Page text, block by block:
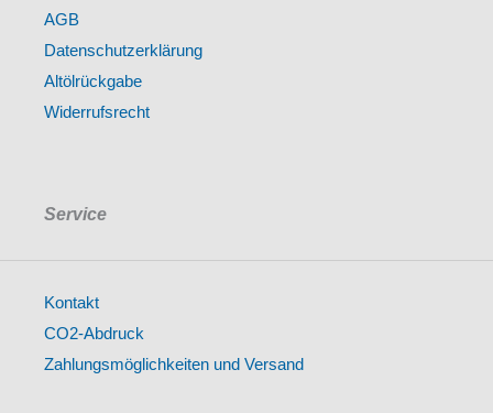
AGB
Datenschutzerklärung
Altölrückgabe
Widerrufsrecht
Service
Kontakt
CO2-Abdruck
Zahlungsmöglichkeiten und Versand